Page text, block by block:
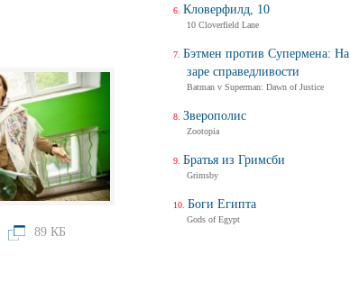
89 КБ
Кловерфилд, 10
10 Cloverfield Lane
Бэтмен против Супермена: На
заре справедливости
Batman v Superman: Dawn of Justice
Зверополис
Zootopia
Братья из Гримсби
Grimsby
Боги Египта
Gods of Egypt